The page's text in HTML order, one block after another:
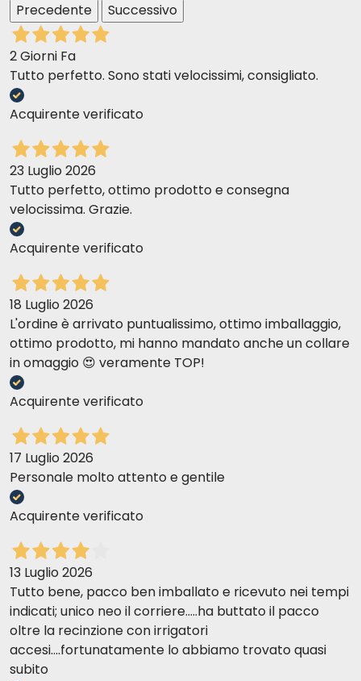
Precedente Successivo
2 Giorni Fa
Tutto perfetto. Sono stati velocissimi, consigliato.
Acquirente verificato
23 Luglio 2026
Tutto perfetto, ottimo prodotto e consegna
velocissima. Grazie.
Acquirente verificato
18 Luglio 2026
L'ordine è arrivato puntualissimo, ottimo imballaggio,
ottimo prodotto, mi hanno mandato anche un collare
in omaggio 😍 veramente TOP!
Acquirente verificato
17 Luglio 2026
Personale molto attento e gentile
Acquirente verificato
13 Luglio 2026
Tutto bene, pacco ben imballato e ricevuto nei tempi
indicati; unico neo il corriere.....ha buttato il pacco
oltre la recinzione con irrigatori
accesi....fortunatamente lo abbiamo trovato quasi
subito